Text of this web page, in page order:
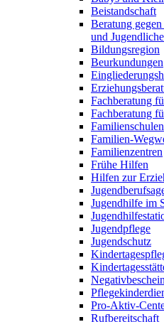
Beistandschaft
Beratung
und
Bildungsregion
Beurkundungen
Fachberatung
Fachberatung
Familienschulen
Familien-
Familienzentren
Frühe Hilfen
Hilfen zur
Jugendhilfe im
Jugendpflege
Jugendschutz
Pro-Aktiv-
Rufbereitschaft